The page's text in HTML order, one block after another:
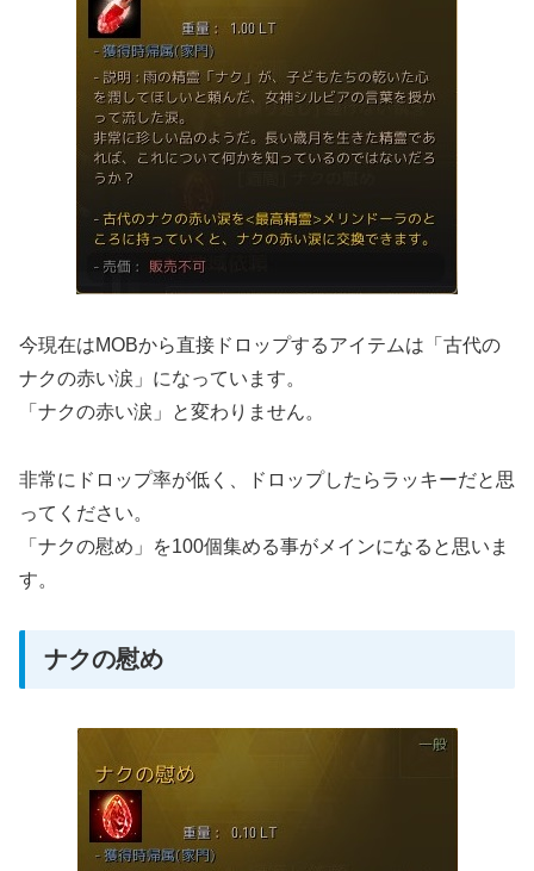
今現在はMOBから直接ドロップするアイテムは「古代の
ナクの赤い涙」になっています。
「ナクの赤い涙」と変わりません。
非常にドロップ率が低く、ドロップしたらラッキーだと思
ってください。
「ナクの慰め」を100個集める事がメインになると思いま
す。
ナクの慰め